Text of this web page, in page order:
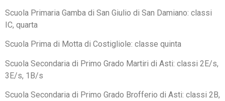
Scuola Primaria Gamba di San Giulio di San Damiano: classi
IC, quarta
Scuola Prima di Motta di Costigliole: classe quinta
Scuola Secondaria di Primo Grado Martiri di Asti: classi 2E/s,
3E/s, 1B/s
Scuola Secondaria di Primo Grado Brofferio di Asti: classi 2B,